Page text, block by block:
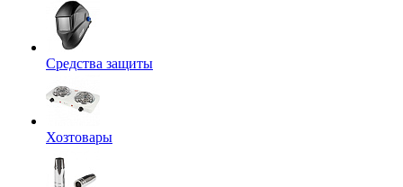
Средства защиты
Хозтовары